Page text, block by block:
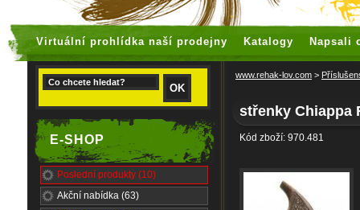
Virtuální prohlídka naší prodejny Katalogy Napsali
E-SHOP
Poslední produkty (10)
Akční nabídka (63)
www.rehak-lov.com >
střenky Chiappa
Kód zboží: 970.481